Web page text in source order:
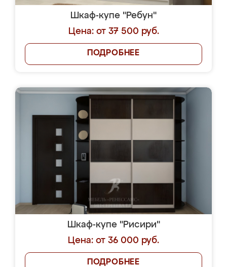
Шкаф-купе "Ребун"
Цена: от 37 500 руб.
ПОДРОБНЕЕ
Шкаф-купе "Рисири"
Цена: от 36 000 руб.
ПОДРОБНЕЕ